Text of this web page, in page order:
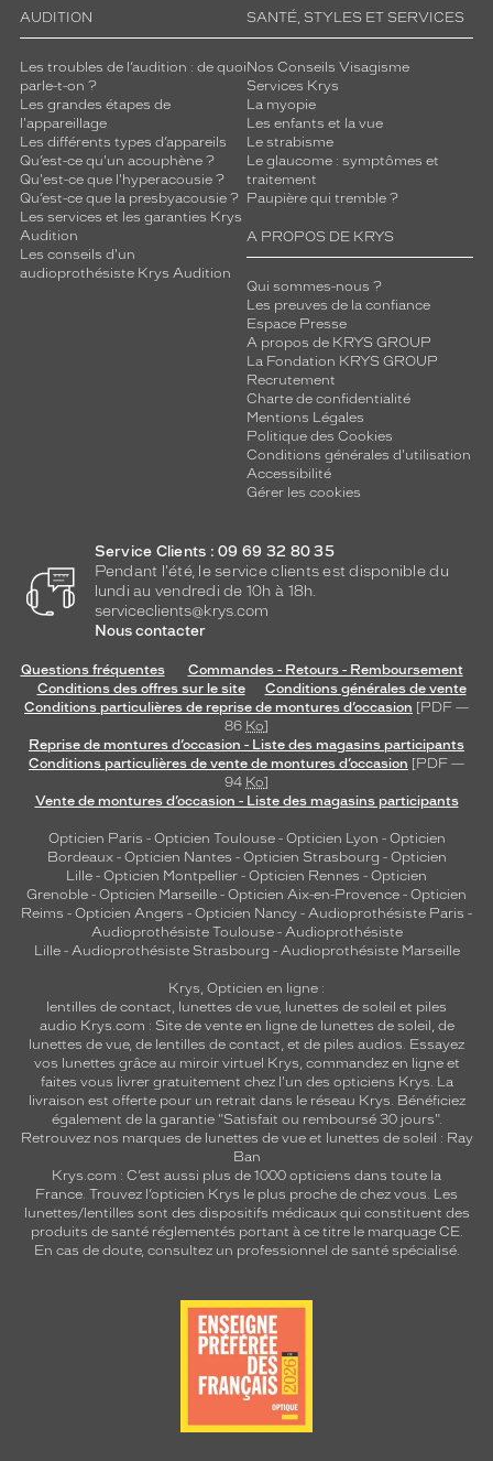
AUDITION
Les troubles de l’audition : de quoi
parle-t-on ?
Les grandes étapes de
l'appareillage
Les différents types d’appareils
Qu’est-ce qu'un acouphène ?
Qu'est-ce que l'hyperacousie ?
Qu’est-ce que la presbyacousie ?
Les services et les garanties Krys
Audition
Les conseils d'un
audioprothésiste Krys Audition
SANTÉ, STYLES ET SERVICES
Nos Conseils Visagisme
Services Krys
La myopie
Les enfants et la vue
Le strabisme
Le glaucome : symptômes et
traitement
Paupière qui tremble ?
A PROPOS DE KRYS
Qui sommes-nous ?
Les preuves de la confiance
Espace Presse
A propos de KRYS GROUP
La Fondation KRYS GROUP
Recrutement
Charte de confidentialité
Mentions Légales
Politique des Cookies
Conditions générales d'utilisation
Accessibilité
Gérer les cookies
Service Clients : 09 69 32 80 35
Pendant l'été, le service clients est disponible du
lundi au vendredi de 10h à 18h.
serviceclients@krys.com
Nous contacter
Questions fréquentes
Commandes - Retours - Remboursement
Conditions des offres sur le site
Conditions générales de vente
Conditions particulières de reprise de montures d’occasion [PDF —
86 Ko]
Reprise de montures d’occasion - Liste des magasins participants
Conditions particulières de vente de montures d’occasion [PDF —
94 Ko]
Vente de montures d’occasion - Liste des magasins participants
Opticien Paris - Opticien Toulouse- Opticien Lyon - Opticien
Bordeaux- Opticien Nantes - Opticien Strasbourg - Opticien
Lille - Opticien Montpellier - Opticien Rennes - Opticien
Grenoble - Opticien Marseille - Opticien Aix-en-Provence - Opticien
Reims - Opticien Angers - Opticien Nancy - Audioprothésiste Paris -
Audioprothésiste Toulouse- Audioprothésiste
Lille- Audioprothésiste Strasbourg - Audioprothésiste Marseille
Krys, Opticien en ligne :
lentilles de contact, lunettes de vue, lunettes de soleil et piles
audio Krys.com : Site de vente en ligne de lunettes de soleil, de
lunettes de vue, de lentilles de contact, et de piles audios. Essayez
vos lunettes grâce au miroir virtuel Krys, commandez en ligne et
faites vous livrer gratuitement chez l'un des opticiens Krys. La
livraison est offerte pour un retrait dans le réseau Krys. Bénéficiez
également de la garantie "Satisfait ou remboursé 30 jours".
Retrouvez nos marques de lunettes de vue et lunettes de soleil : Ray
Ban
Krys.com : C’est aussi plus de 1000 opticiens dans toute la
France. Trouvez l’opticien Krys le plus proche de chez vous. Les
lunettes/lentilles sont des dispositifs médicaux qui constituent des
produits de santé réglementés portant à ce titre le marquage CE.
En cas de doute, consultez un professionnel de santé spécialisé.